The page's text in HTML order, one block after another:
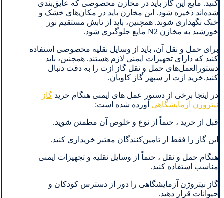
کنید. مایع این گاز باید در مخازن مخصوصی که عایق‌بندی
شده‌اند ذخیره شود. این مخازن باید در مکان‌های خشک و
خنک نگهداری شوند. همچنین، باید از تابش مستقیم نور
خورشید به مخازن N2 مایع جلوگیری شود.
برای حمل و نقل آن، باید از وسایل نقلیه مخصوصی استفاده
کنید که دارای تجهیزات ایمنی لازم هستند. همچنین، باید
دستورالعمل‌های حمل و نقل گاز ازت را به دقت دنبال
کنید.خرید ازت از سپهر گاز کاویان.
در اینجا برخی از دستور عمل های ایمنی هنگام خرید گاز
نیتروژن آزمایشگاهی آورده شده است:
قبل از خرید ، حتماً از نوع و خلوص آن مطمئن شوید.
این گاز را فقط از تامین‌کنندگان معتبر خریداری کنید.
هنگام حمل و نقل ، حتماً از وسایل نقلیه و تجهیزات ایمنی
مناسب استفاده کنید.
گاز نیتروژن آزمایشگاهی را دور از دسترس کودکان و
حیوانات قرار دهید.